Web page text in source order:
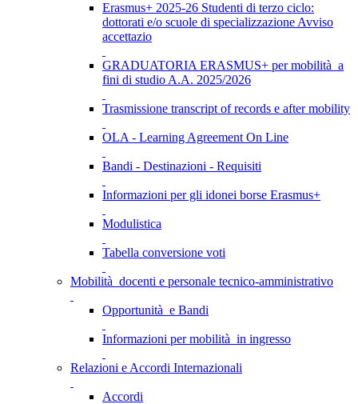
Erasmus+ 2025-26 Studenti di terzo ciclo:
dottorati e/o scuole di specializzazione Avviso
accettazio
GRADUATORIA ERASMUS+ per mobilità a
fini di studio A.A. 2025/2026
Trasmissione transcript of records e after mobility
OLA - Learning Agreement On Line
Bandi - Destinazioni - Requisiti
Informazioni per gli idonei borse Erasmus+
Modulistica
Tabella conversione voti
Mobilità docenti e personale tecnico-amministrativo
Opportunità e Bandi
Informazioni per mobilità in ingresso
Relazioni e Accordi Internazionali
Accordi